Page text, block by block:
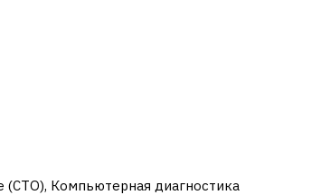
(СТО), Компьютерная диагностика